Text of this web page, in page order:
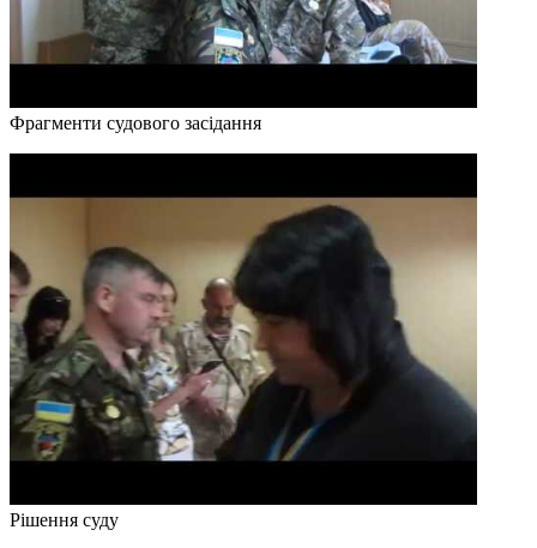
Фрагменти судового засідання
Рішення суду